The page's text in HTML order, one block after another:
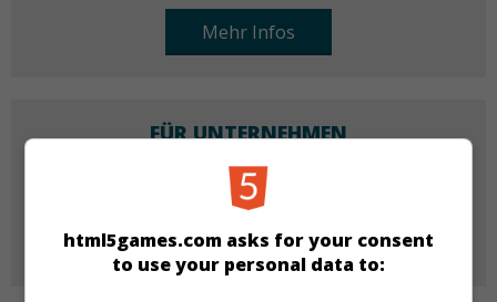
Mehr Infos
FÜR UNTERNEHMEN
Möchtest du unsere Spiele für dein Unternehmen
kaufen, lizenzieren oder re-branden?
Mehr Infos
html5games.com asks for your consent
to use your personal data to: